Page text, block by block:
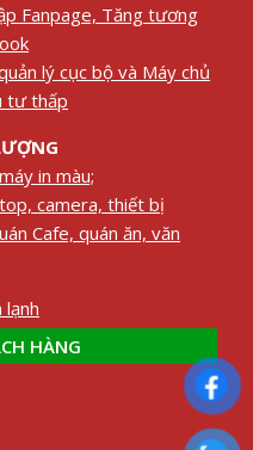
Fanpage, Tăng tương
lý cục bộ và Máy chủ
tư thấp
in màu;
camera, thiết bị
Cafe, quán ăn, văn
lạnh
HÀNG